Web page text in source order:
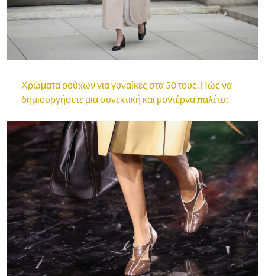
Χρώματα ρούχων για γυναίκες στα 50 τους. Πώς να
δημιουργήσετε μια συνεκτική και μοντέρνα παλέτα;